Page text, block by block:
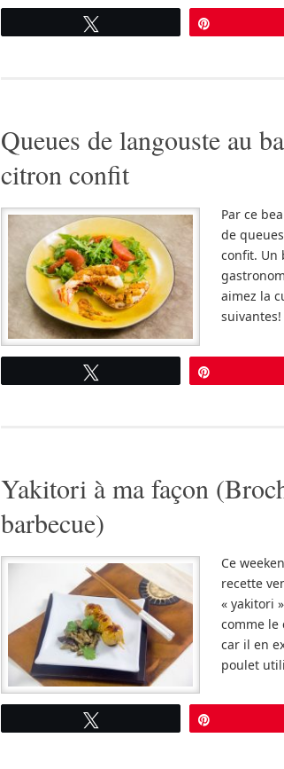
Queues de langouste au
citron confit
Par ce
de
confit. Un
aimez la
Yakitori à ma façon
barbecue)
Ce
recette
« yakitori
comme le
car il en
poulet